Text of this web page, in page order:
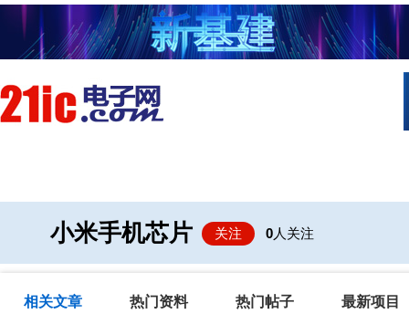
小米手机芯片 关注 0人关注
相关文章 热门资料 热门帖子 最新项目